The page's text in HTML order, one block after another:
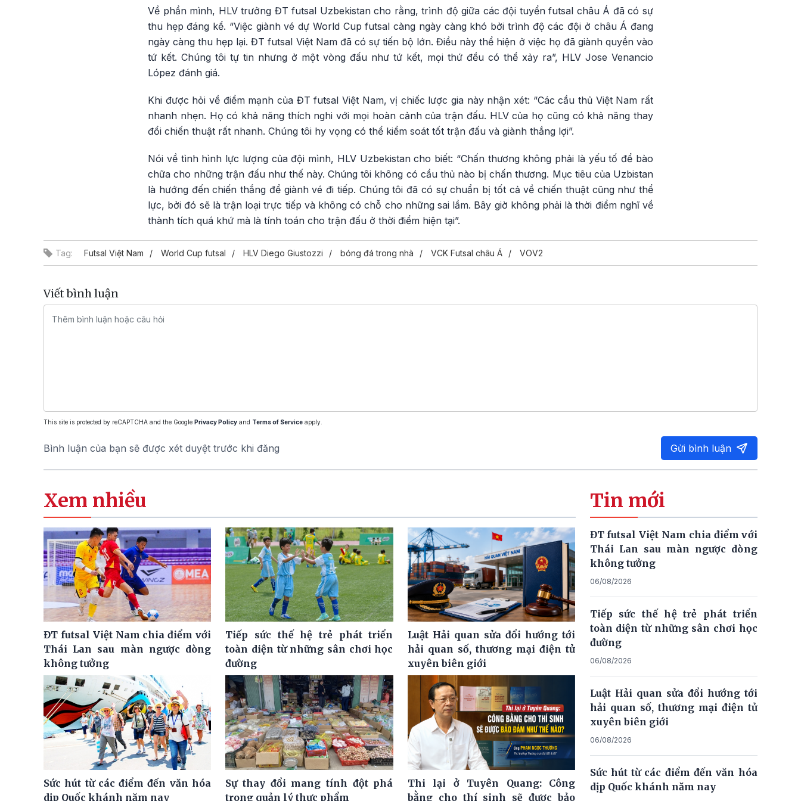
Về phần mình, HLV trưởng ĐT futsal Uzbekistan cho rằng, trình độ giữa các đội tuyển futsal châu Á đã có sự
thu hẹp đáng kể. “Việc giành vé dự World Cup futsal càng ngày càng khó bởi trình độ các đội ở châu Á đang
ngày càng thu hẹp lại. ĐT futsal Việt Nam đã có sự tiến bộ lớn. Điều này thể hiện ở việc họ đã giành quyền vào
tứ kết. Chúng tôi tự tin nhưng ở một vòng đấu như tứ kết, mọi thứ đều có thể xảy ra”, HLV Jose Venancio
López đánh giá.
Khi được hỏi về điểm mạnh của ĐT futsal Việt Nam, vị chiếc lược gia này nhận xét: “Các cầu thủ Việt Nam rất
nhanh nhẹn. Họ có khả năng thích nghi với mọi hoàn cảnh của trận đấu. HLV của họ cũng có khả năng thay
đổi chiến thuật rất nhanh. Chúng tôi hy vọng có thể kiểm soát tốt trận đấu và giành thắng lợi”.
Nói về tình hình lực lượng của đội mình, HLV Uzbekistan cho biết: “Chấn thương không phải là yếu tố để bào
chữa cho những trận đấu như thế này. Chúng tôi không có cầu thủ nào bị chấn thương. Mục tiêu của Uzbistan
là hướng đến chiến thắng để giành vé đi tiếp. Chúng tôi đã có sự chuẩn bị tốt cả về chiến thuật cũng như thể
lực, bởi đó sẽ là trận loại trực tiếp và không có chỗ cho những sai lầm. Bây giờ không phải là thời điểm nghĩ về
thành tích quá khứ mà là tính toán cho trận đấu ở thời điểm hiện tại”.
Tag: Futsal Việt Nam World Cup futsal HLV Diego Giustozzi bóng đá trong nhà VCK Futsal châu Á VOV2
Viết bình luận
This site is protected by reCAPTCHA and the Google Privacy Policy and Terms of Service apply.
Bình luận của bạn sẽ được xét duyệt trước khi đăng Gửi bình luận
Xem nhiều
ĐT futsal Việt Nam chia điểm với
Thái Lan sau màn ngược dòng
không tưởng
Tiếp sức thế hệ trẻ phát triển
toàn diện từ những sân chơi học
đường
Luật Hải quan sửa đổi hướng tới
hải quan số, thương mại điện tử
xuyên biên giới
Sức hút từ các điểm đến văn hóa
dịp Quốc khánh năm nay
Sự thay đổi mang tính đột phá
trong quản lý thực phẩm
Thi lại ở Tuyên Quang: Công
bằng cho thí sinh sẽ được bảo
Tin mới
ĐT futsal Việt Nam chia điểm với
Thái Lan sau màn ngược dòng
không tưởng
06/08/2026
Tiếp sức thế hệ trẻ phát triển
toàn diện từ những sân chơi học
đường
06/08/2026
Luật Hải quan sửa đổi hướng tới
hải quan số, thương mại điện tử
xuyên biên giới
06/08/2026
Sức hút từ các điểm đến văn hóa
dịp Quốc khánh năm nay